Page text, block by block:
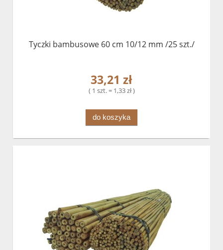
Tyczki bambusowe 60 cm 10/12 mm /25 szt./
33,21 zł
( 1 szt. = 1,33 zł )
do koszyka